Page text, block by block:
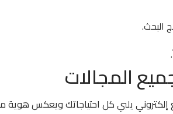
البحث.
المجالات
إلكتروني يلبي كل احتياجاتك ويعكس